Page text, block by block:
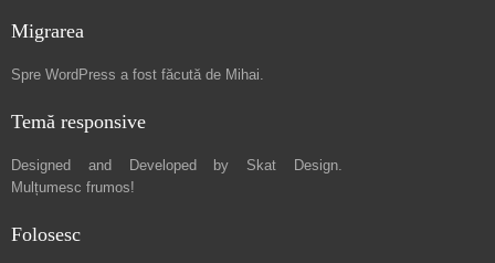
Migrarea
Spre WordPress a fost făcută de Mihai.
Temă responsive
Designed and Developed by Skat Design.
Mulțumesc frumos!
Folosesc